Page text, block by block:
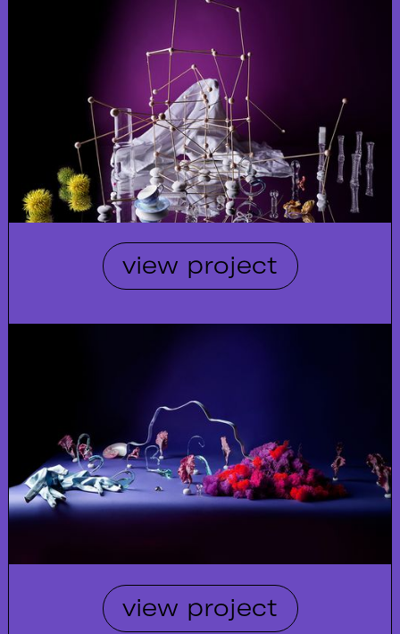
view project
view project